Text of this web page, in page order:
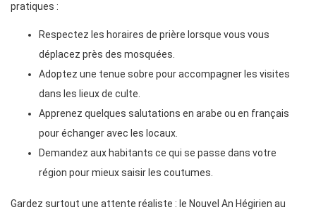
pratiques :
Respectez les horaires de prière lorsque vous vous
déplacez près des mosquées.
Adoptez une tenue sobre pour accompagner les visites
dans les lieux de culte.
Apprenez quelques salutations en arabe ou en français
pour échanger avec les locaux.
Demandez aux habitants ce qui se passe dans votre
région pour mieux saisir les coutumes.
Gardez surtout une attente réaliste : le Nouvel An Hégirien au